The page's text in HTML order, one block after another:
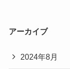
アーカイブ
2024年8月